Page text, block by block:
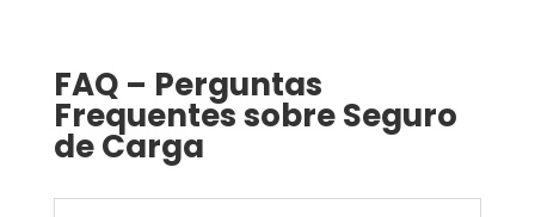
FAQ – Perguntas
Frequentes sobre Seguro
de Carga